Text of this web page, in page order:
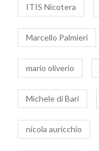
ITIS Nicotera
Marcello Palmieri
mario oliverio
Michele di Bari
nicola auricchio